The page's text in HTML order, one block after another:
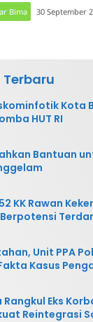
Bima 30 September
Terbaru
Kota
HUT RI
Bantuan
KK Rawan
Unit PPA
Kasus
Eks
Reintegrasi